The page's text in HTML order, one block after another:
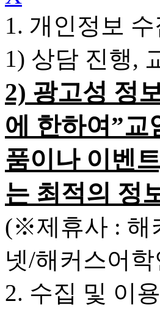
1. 개인정보
1) 상담 진행,
2) 광고성 정
에 한하여”교
품이나 이벤
는 최적의 정
(※제휴사 : 해
넷/해커스어
2. 수집 및 이